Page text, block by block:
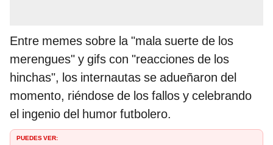
Entre memes sobre la "mala suerte de los
merengues" y gifs con "reacciones de los
hinchas", los internautas se adueñaron del
momento, riéndose de los fallos y celebrando
el ingenio del humor futbolero.
PUEDES VER: